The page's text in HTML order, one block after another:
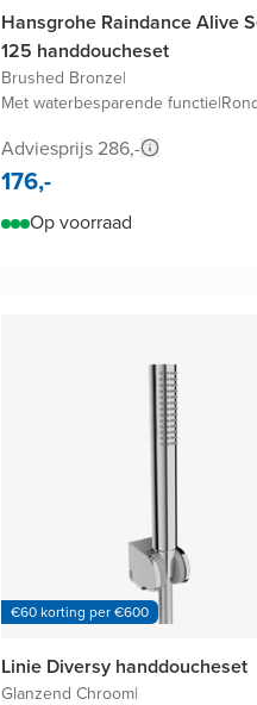
Hansgrohe Raindance Alive
125 handdoucheset
Brushed Bronze|
Met waterbesparende functie|
Adviesprijs 286,-
176,-
Op voorraad
€60 korting per €600
Linie Diversy handdoucheset
Glanzend Chroom|